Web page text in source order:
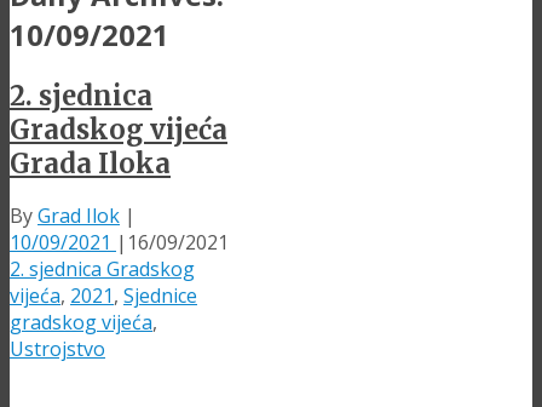
10/09/2021
2. sjednica
Gradskog vijeća
Grada Iloka
ByGrad Ilok |
10/09/2021 | 16/09/2021
2. sjednica Gradskog
vijeća, 2021, Sjednice
gradskog vijeća,
Ustrojstvo